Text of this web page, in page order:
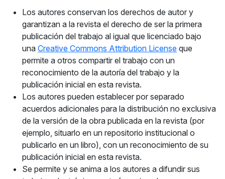
Los autores conservan los derechos de autor y
garantizan a la revista el derecho de ser la primera
publicación del trabajo al igual que licenciado bajo
una Creative Commons Attribution License que
permite a otros compartir el trabajo con un
reconocimiento de la autoría del trabajo y la
publicación inicial en esta revista.
Los autores pueden establecer por separado
acuerdos adicionales para la distribución no exclusiva
de la versión de la obra publicada en la revista (por
ejemplo, situarlo en un repositorio institucional o
publicarlo en un libro), con un reconocimiento de su
publicación inicial en esta revista.
Se permite y se anima a los autores a difundir sus